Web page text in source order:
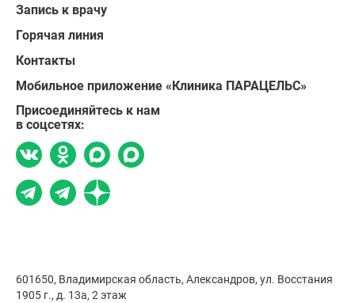
Запись к врачу
Горячая линия
Контакты
Мобильное приложение «Клиника ПАРАЦЕЛЬС»
Присоединяйтесь к нам
в соцсетях:
601650, Владимирская область, Александров, ул. Восстания
1905 г., д. 13а, 2 этаж